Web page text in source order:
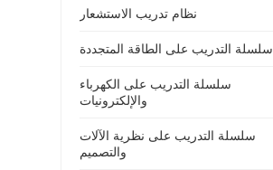
نظام تدريب الاستشعار
سلسلة التدريب على الطاقة المتجددة
سلسلة التدريب على الكهرباء
والإلكترونيات
سلسلة التدريب على نظرية الآلات
والتصميم